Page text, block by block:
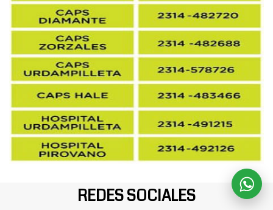
REDES SOCIALES